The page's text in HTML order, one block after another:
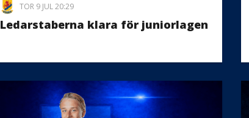
TOR 9 JUL 20:29
Ledarstaberna klara för juniorlagen